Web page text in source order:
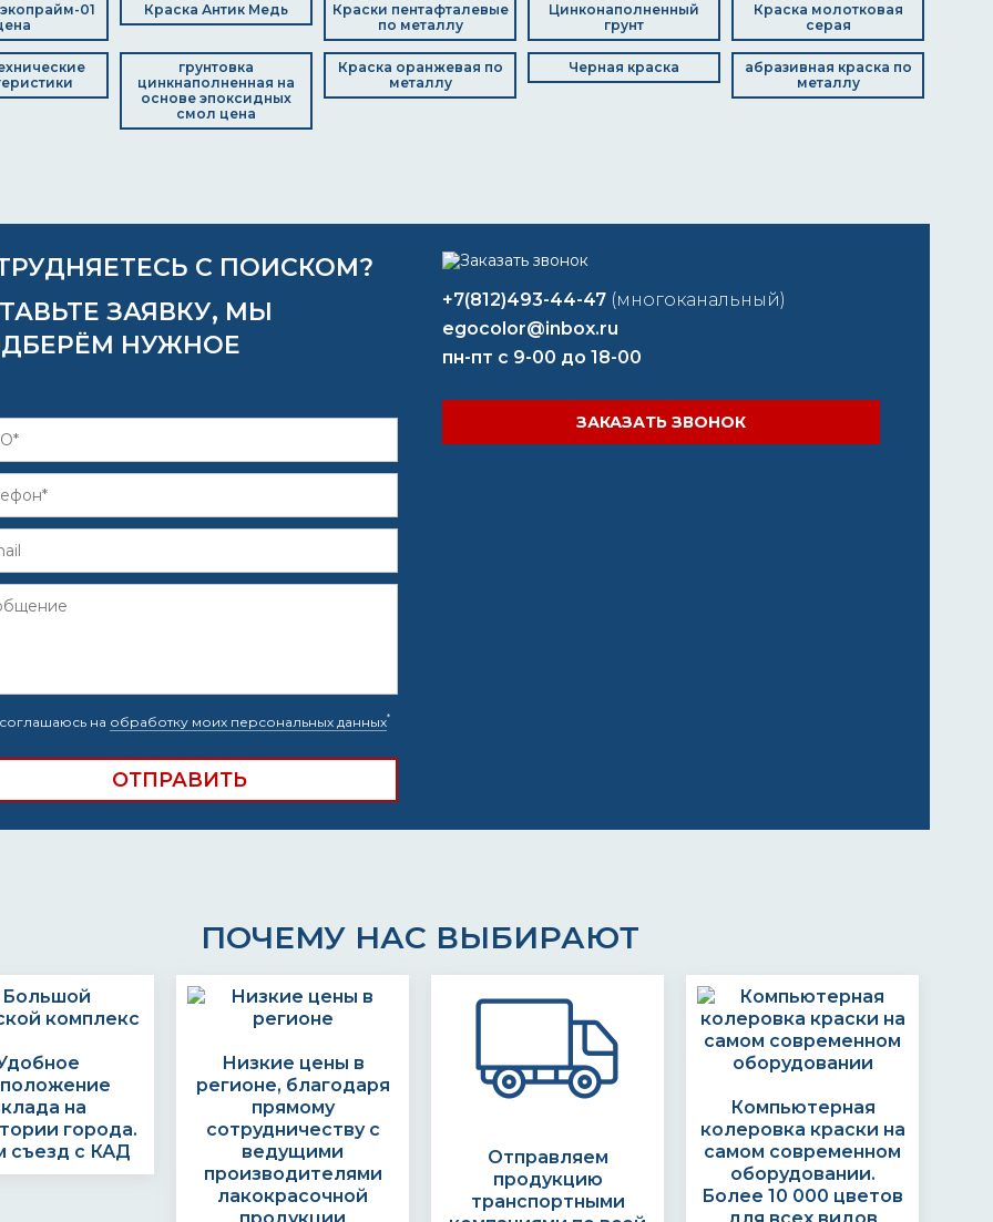
01
Краска Антик Медь
Краски пентафталевые
по металлу
Цинконаполненный
грунт
Краска молотковая
серая
грунтовка
цинкнаполненная на
основе эпоксидных
смол цена
Краска оранжевая по
металлу
Черная краска
абразивная краска по
металлу
С ПОИСКОМ?
ЗАЯВКУ, МЫ
НУЖНОЕ
на обработку моих персональных данных*
+7(812)493-44-47 (многоканальный)
egocolor@inbox.ru
пн-пт с 9-00 до 18-00
ЗАКАЗАТЬ ЗВОНОК
ПОЧЕМУ НАС ВЫБИРАЮТ
на
города.
съезд с КАД
Низкие цены в
регионе, благодаря
прямому
сотрудничеству с
ведущими
производителями
лакокрасочной
Отправляем
продукцию
транспортными
Компьютерная
колеровка краски на
самом современном
оборудовании.
Более 10 000 цветов